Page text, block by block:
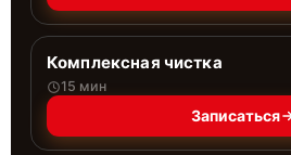
Комплексная чистка
15 мин
Записаться